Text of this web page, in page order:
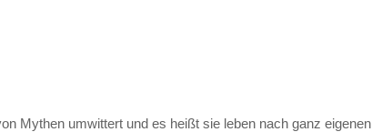
Mythen umwittert und es heißt sie leben nach ganz